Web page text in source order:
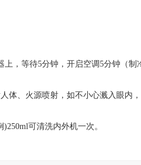
上，等待5分钟，开启空调5分钟（制
体、火源喷射，如不小心溅入眼内
可清洗内外机一次。